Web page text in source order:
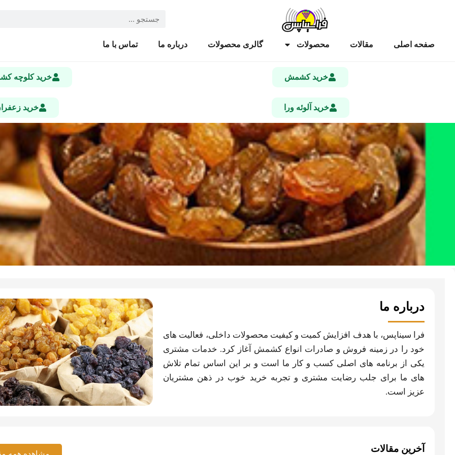
صفحه اصلی مقالات محصولات گالری محصولات درباره ما تماس با ما
خرید کشمش خرید کلوچه
خرید آلوئه ورا خرید
درباره ما
فرا سیناپس، با هدف افزایش کمیت و کیفیت محصولات داخلی، فعالیت های
خود را در زمینه فروش و صادرات انواع کشمش آغاز کرد. خدمات مشتری
یکی از برنامه های اصلی کسب و کار ما است و بر این اساس تمام تلاش
های ما برای جلب رضایت مشتری و تجربه خرید خوب در ذهن مشتریان
عزیز است.
آخرین مقالات